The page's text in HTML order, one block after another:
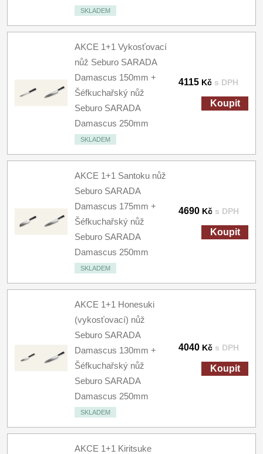
SKLADEM
AKCE 1+1 Vykosťovací
nůž Seburo SARADA
Damascus 150mm +
Šéfkuchařský nůž
Seburo SARADA
Damascus 250mm
SKLADEM
4115 Kč s DPH
Koupit
AKCE 1+1 Santoku nůž
Seburo SARADA
Damascus 175mm +
Šéfkuchařský nůž
Seburo SARADA
Damascus 250mm
SKLADEM
4690 Kč s DPH
Koupit
AKCE 1+1 Honesuki
(vykosťovací) nůž
Seburo SARADA
Damascus 130mm +
Šéfkuchařský nůž
Seburo SARADA
Damascus 250mm
SKLADEM
4040 Kč s DPH
Koupit
AKCE 1+1 Kiritsuke